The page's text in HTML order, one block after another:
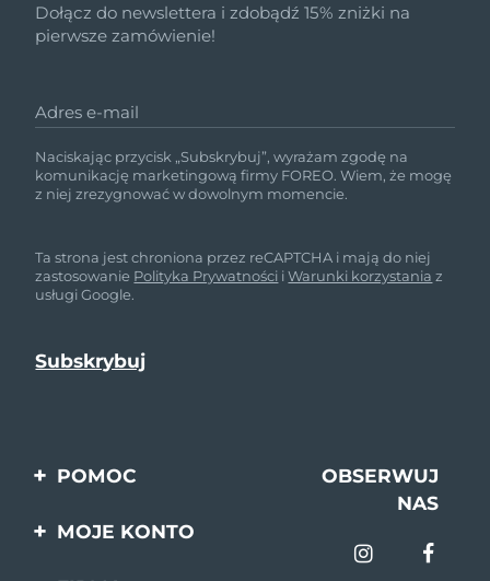
Dołącz do newslettera i zdobądź 15% zniżki na
pierwsze zamówienie!
Adres e-mail
Naciskając przycisk „Subskrybuj”, wyrażam zgodę na
komunikację marketingową firmy FOREO. Wiem, że mogę
z niej zrezygnować w dowolnym momencie.
Ta strona jest chroniona przez reCAPTCHA i mają do niej
zastosowanie Polityka Prywatności iWarunki korzystania z
usługi Google.
POMOC
Kontakt
OBSERWUJ
NAS
MOJE KONTO